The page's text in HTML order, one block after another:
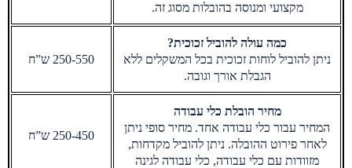
מקצועי ומנוסה בהובלות מסוג זה.
כמה עולה להוביל זכוכית?
ניתן להוביל לוחות זכוכית בכל המשקלים ללא
הגבלת אורך וגובה.
250-550 ש”ח
מחיר הובלת כלי עבודה
המחיר עבור כלי עבודה אחד. מחיר סופי ניתן
לאחר פירוט ההובלה. ניתן להוביל מקדחות,
מזוודות עם כלי עבודה, כלי עבודה לגינה
250-450 ש”ח